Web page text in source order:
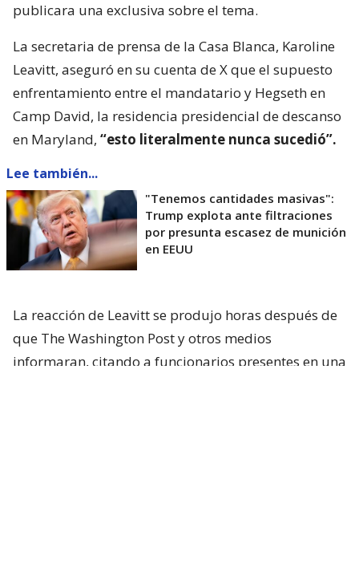
publicara una exclusiva sobre el tema.
La secretaria de prensa de la Casa Blanca, Karoline
Leavitt, aseguró en su cuenta de X que el supuesto
enfrentamiento entre el mandatario y Hegseth en
Camp David, la residencia presidencial de descanso
en Maryland, “esto literalmente nunca sucedió”.
Lee también...
"Tenemos cantidades masivas":
Trump explota ante filtraciones
por presunta escasez de munición
en EEUU
La reacción de Leavitt se produjo horas después de
que The Washington Post y otros medios
informaran, citando a funcionarios presentes en una